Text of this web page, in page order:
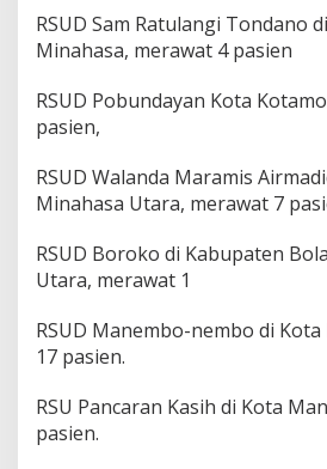
RSUD Sam Ratulangi Tondano
Minahasa, merawat 4 pasien
RSUD Pobundayan Kota
pasien,
RSUD Walanda Maramis
Minahasa Utara, merawat 7
RSUD Boroko di Kabupaten
Utara, merawat 1
RSUD Manembo-nembo di
17 pasien.
RSU Pancaran Kasih di Kota
pasien.